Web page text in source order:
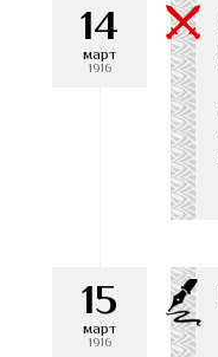
14
март
1916
15
март
1916